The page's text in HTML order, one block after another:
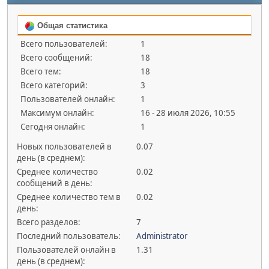
Общая статистика
Всего пользователей:
1
Всего сообщений:
18
Всего тем:
18
Всего категорий:
3
Пользователей онлайн:
1
Максимум онлайн:
16 - 28 июля 2026, 10:55
Сегодня онлайн:
1
Новых пользователей в
день (в среднем):
0.07
Среднее количество
сообщений в день:
0.02
Среднее количество тем в
день:
0.02
Всего разделов:
7
Последний пользователь:
Administrator
Пользователей онлайн в
день (в среднем):
1.31